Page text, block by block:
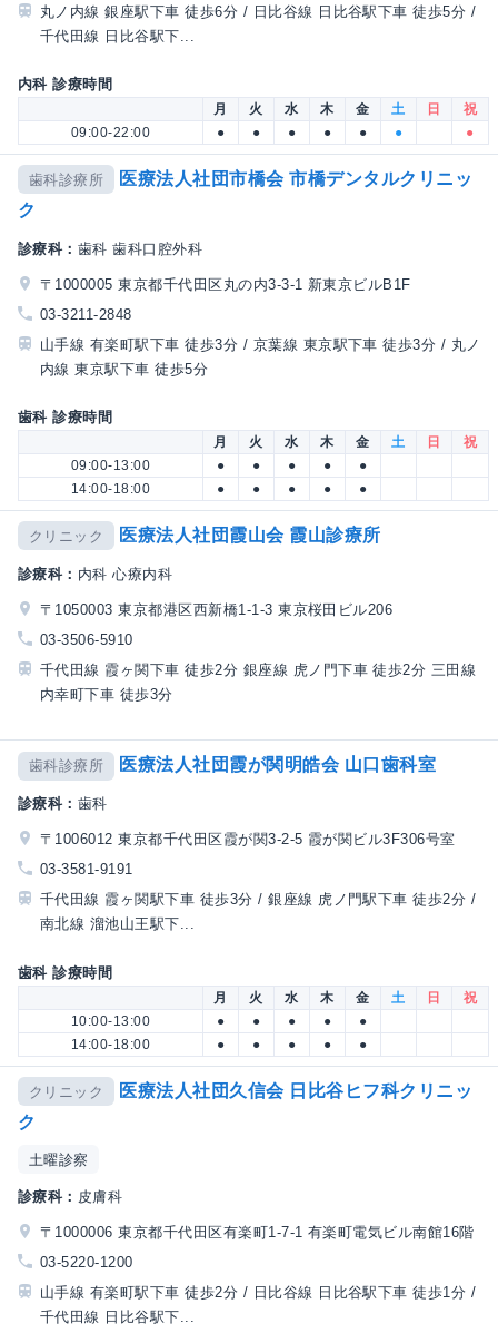
丸ノ内線 銀座駅下車 徒歩6分 / 日比谷線 日比谷駅下車 徒歩5分 /
千代田線 日比谷駅下...
内科 診療時間
月 火 水 木 金 土 日
祝
09:00-22:00
● ● ● ● ● ● ●
歯科診療所
医療法人社団市橋会 市橋デンタルクリニッ
ク
診療科： 歯科 歯科口腔外科
〒1000005 東京都千代田区丸の内3-3-1 新東京ビルB1F
03-3211-2848
山手線 有楽町駅下車 徒歩3分 / 京葉線 東京駅下車 徒歩3分 / 丸ノ
内線 東京駅下車 徒歩5分
歯科 診療時間
月 火 水 木 金 土 日
祝
09:00-13:00
● ● ● ●
●
14:00-18:00
● ● ● ● ●
クリニック 医療法人社団霞山会 霞山診療所
診療科： 内科 心療内科
〒1050003 東京都港区西新橋1-1-3 東京桜田ビル206
03-3506-5910
千代田線 霞ヶ関下車 徒歩2分 銀座線 虎ノ門下車 徒歩2分 三田線
内幸町下車 徒歩3分
歯科診療所 医療法人社団霞が関明皓会 山口歯科室
診療科： 歯科
〒1006012 東京都千代田区霞が関3-2-5 霞が関ビル3F306号室
03-3581-9191
千代田線 霞ヶ関駅下車 徒歩3分 / 銀座線 虎ノ門駅下車 徒歩2分 /
南北線 溜池山王駅下...
歯科 診療時間
月 火 水 木 金 土 日
祝
10:00-13:00
● ● ● ●
●
14:00-18:00
● ● ● ● ●
クリニック
医療法人社団久信会 日比谷ヒフ科クリニッ
ク
土曜診察
診療科： 皮膚科
〒1000006 東京都千代田区有楽町1-7-1 有楽町電気ビル南館16階
03-5220-1200
山手線 有楽町駅下車 徒歩2分 / 日比谷線 日比谷駅下車 徒歩1分 /
千代田線 日比谷駅下...